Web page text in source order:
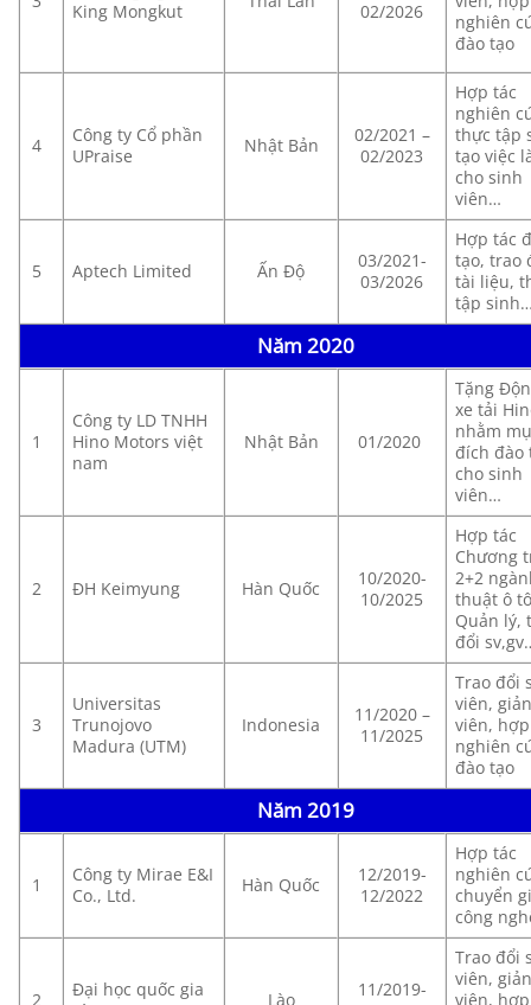
King Mongkut
02/2026
nghiên
đào tạo
4
Công ty Cổ phần
UPraise
Nhật Bản
02/2021 –
02/2023
Hợp tác
nghiên
thực tập
tạo việc
cho sinh
viên…
5 Aptech Limited Ấn Độ
03/2021-
03/2026
Hợp tác
tạo, trao
tài liệu,
tập
Năm 2020
1
Công ty LD TNHH
Hino Motors việt
nam
Nhật Bản 01/2020
Tặng
xe tải
nhằm
đích đào
cho sinh
viên…
2 ĐH Keimyung Hàn Quốc
10/2020-
10/2025
Hợp tác
Chương
2+2
thuật ô
Quản lý,
đổi
3
Universitas
Trunojovo
Madura (UTM)
Indonesia
11/2020 –
11/2025
Trao đổi
viên,
viên,
nghiên
đào tạo
Năm 2019
1
Công ty Mirae E&I
Co., Ltd.
Hàn Quốc
12/2019-
12/2022
Hợp tác
nghiên
chuyển
công
2
Đại học quốc gia
Lào
11/2019-
Trao đổi
viên,
viên,